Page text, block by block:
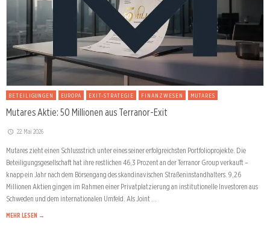
BETEILIGUNGEN EUROPA EXIT-STRATEGIE FINANZWESEN MUTARES
Mutares Aktie: 50 Millionen aus Terranor-Exit
22. Mai 2026
Mutares zieht einen Schlussstrich unter eines seiner erfolgreichsten Portfolioprojekte. Die
Beteiligungsgesellschaft hat ihre restlichen 46,3 Prozent an der Terranor Group verkauft –
knapp ein Jahr nach dem Börsengang des skandinavischen Straßeninstandhalters. 9,26
Millionen Aktien gingen im Rahmen einer Privatplatzierung an institutionelle Investoren aus
Schweden und dem internationalen Umfeld. Als Joint …
MEHR LESEN →